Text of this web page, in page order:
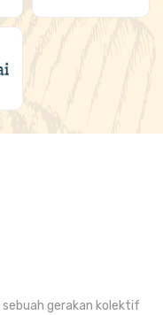
berorientasi
sebuah gerakan kolektif